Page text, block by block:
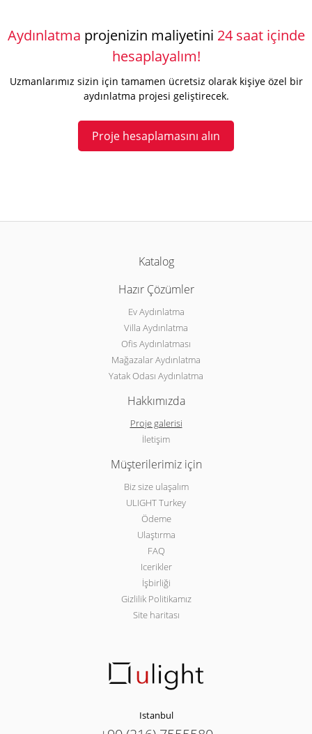
Aydınlatma projenizin maliyetini 24 saat içinde
hesaplayalım!
Uzmanlarımız sizin için tamamen ücretsiz olarak kişiye özel bir
aydınlatma projesi geliştirecek.
Proje hesaplamasını alın
Katalog
Hazır Çözümler
Ev Aydınlatma
Villa Aydınlatma
Ofis Aydınlatması
Mağazalar Aydınlatma
Yatak Odası Aydınlatma
Hakkımızda
Proje galerisi
İletişim
Müşterilerimiz için
Biz size ulaşalım
ULIGHT Turkey
Ödeme
Ulaştırma
FAQ
Icerikler
İşbirliği
Gizlilik Politikamız
Site haritası
Istanbul